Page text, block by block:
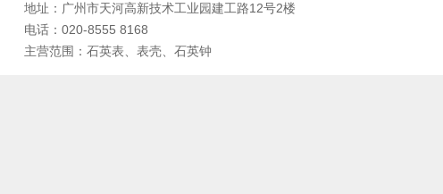
地址：广州市天河高新技术工业园建工路12号2楼
电话：020-8555 8168
主营范围：石英表、表壳、石英钟